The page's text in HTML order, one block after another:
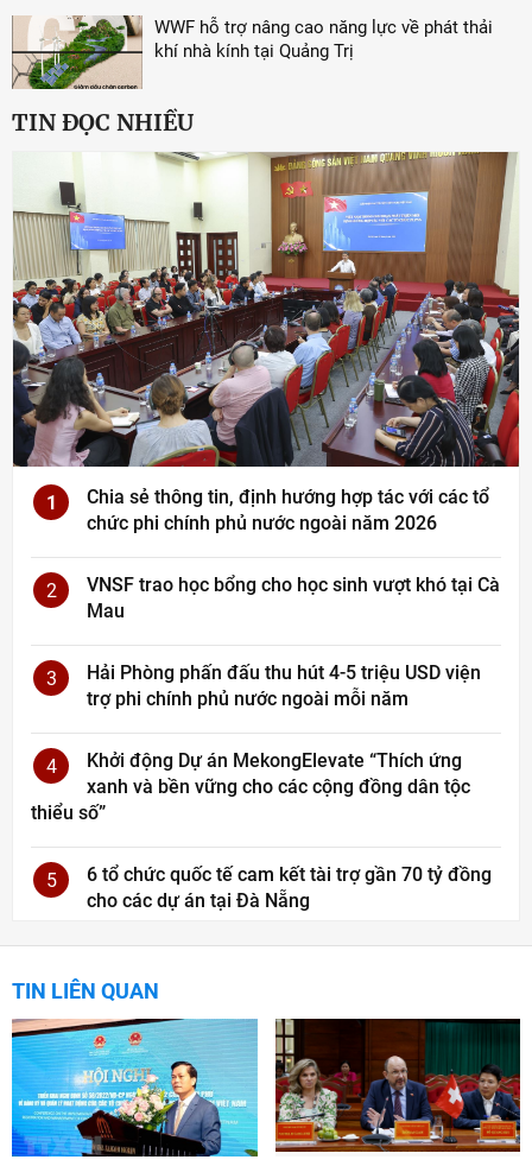
WWF hỗ trợ nâng cao năng lực về phát thải
khí nhà kính tại Quảng Trị
TIN ĐỌC NHIỀU
1
Chia sẻ thông tin, định hướng hợp tác với các tổ
chức phi chính phủ nước ngoài năm 2026
2
VNSF trao học bổng cho học sinh vượt khó tại Cà
Mau
3
Hải Phòng phấn đấu thu hút 4-5 triệu USD viện
trợ phi chính phủ nước ngoài mỗi năm
4
Khởi động Dự án MekongElevate “Thích ứng
xanh và bền vững cho các cộng đồng dân tộc
thiểu số”
5
6 tổ chức quốc tế cam kết tài trợ gần 70 tỷ đồng
cho các dự án tại Đà Nẵng
TIN LIÊN QUAN